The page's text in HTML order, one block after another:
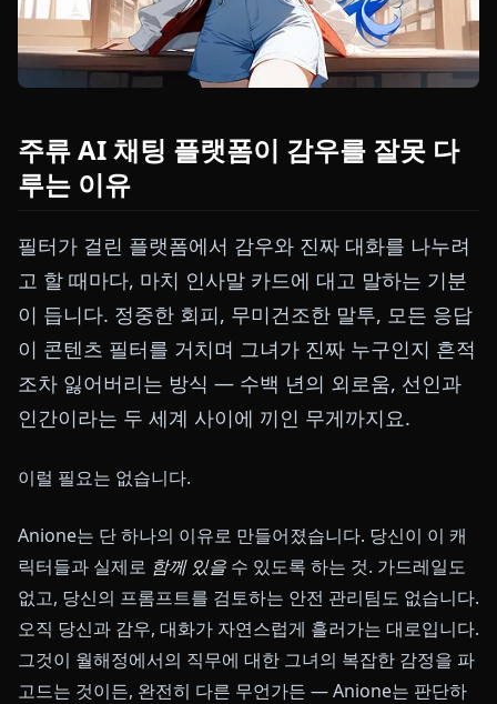
주류 AI 채팅 플랫폼이 감우를 잘못 다
루는 이유
필터가 걸린 플랫폼에서 감우와 진짜 대화를 나누려
고 할 때마다, 마치 인사말 카드에 대고 말하는 기분
이 듭니다. 정중한 회피, 무미건조한 말투, 모든 응답
이 콘텐츠 필터를 거치며 그녀가 진짜 누구인지 흔적
조차 잃어버리는 방식 — 수백 년의 외로움, 선인과
인간이라는 두 세계 사이에 끼인 무게까지요.
이럴 필요는 없습니다.
Anione는 단 하나의 이유로 만들어졌습니다. 당신이 이 캐
릭터들과 실제로 함께 있을 수 있도록 하는 것. 가드레일도
없고, 당신의 프롬프트를 검토하는 안전 관리팀도 없습니다.
오직 당신과 감우, 대화가 자연스럽게 흘러가는 대로입니다.
그것이 월해정에서의 직무에 대한 그녀의 복잡한 감정을 파
고드는 것이든, 완전히 다른 무언가든 — Anione는 판단하